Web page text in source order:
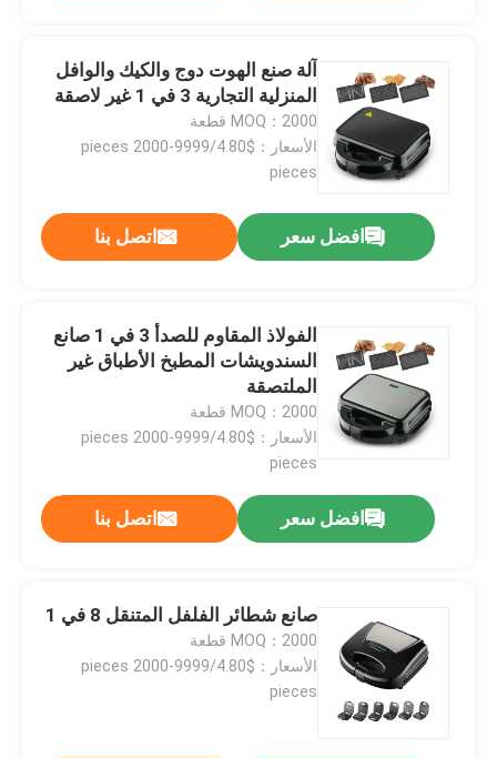
آلة صنع الهوت دوج والكيك والوافل
المنزلية التجارية 3 في 1 غير لاصقة
MOQ：2000 قطعة
الأسعار：$4.80/pieces 2000-9999
pieces
افضل سعر اتصل بنا
الفولاذ المقاوم للصدأ 3 في 1 صانع
السندويشات المطبخ الأطباق غير
الملتصقة
MOQ：2000 قطعة
الأسعار：$4.80/pieces 2000-9999
pieces
افضل سعر اتصل بنا
صانع شطائر الفلفل المتنقل 8 في 1
MOQ：2000 قطعة
الأسعار：$4.80/pieces 2000-9999
pieces